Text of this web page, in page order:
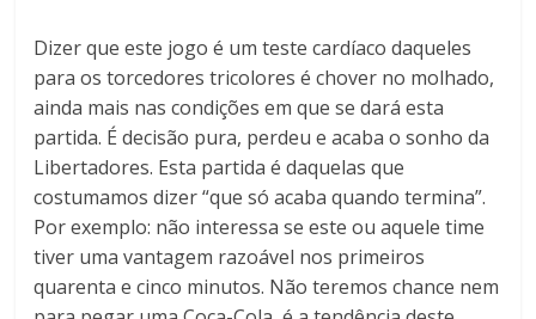
Dizer que este jogo é um teste cardíaco daqueles
para os torcedores tricolores é chover no molhado,
ainda mais nas condições em que se dará esta
partida. É decisão pura, perdeu e acaba o sonho da
Libertadores. Esta partida é daquelas que
costumamos dizer “que só acaba quando termina”.
Por exemplo: não interessa se este ou aquele time
tiver uma vantagem razoável nos primeiros
quarenta e cinco minutos. Não teremos chance nem